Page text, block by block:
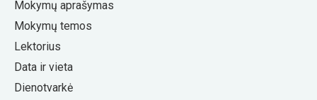
Mokymų aprašymas
Mokymų temos
Lektorius
Data ir vieta
Dienotvarkė